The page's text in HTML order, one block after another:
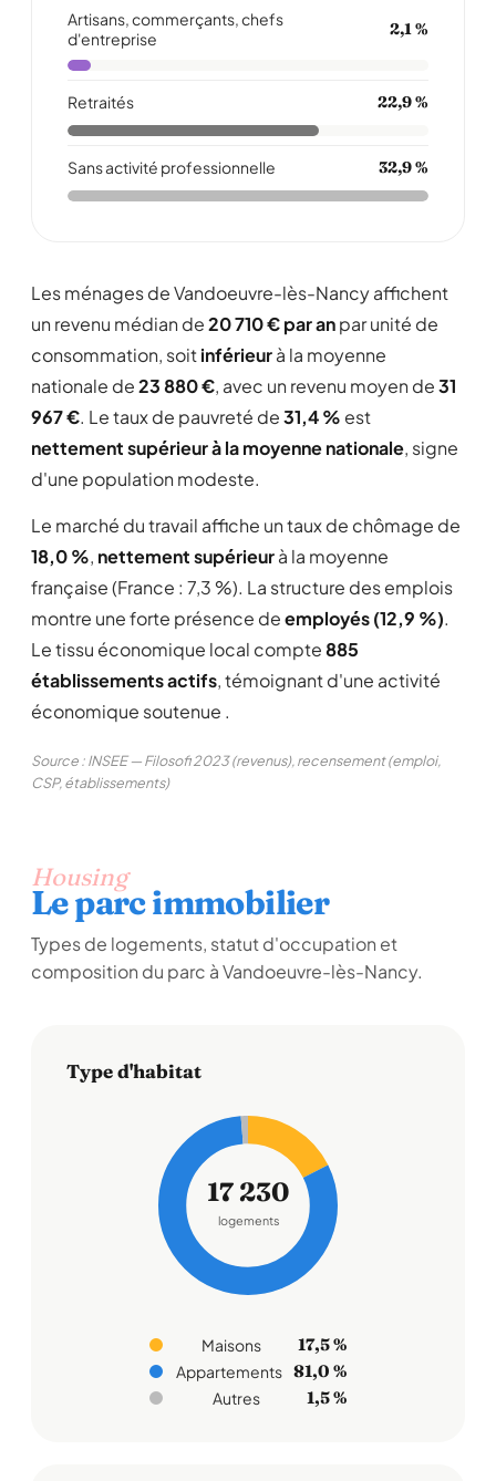
Artisans, commerçants, chefs
d'entreprise
2,1 %
Retraités 22,9 %
Sans activité professionnelle 32,9 %
Les ménages de Vandoeuvre-lès-Nancy affichent
un revenu médian de20 710 € par anpar unité de
consommation, soitinférieurà la moyenne
nationale de23 880 €, avec un revenu moyen de31
967 €. Le taux de pauvreté de31,4 % est
nettement supérieur à la moyenne nationale, signe
d'une population modeste.
Le marché du travail affiche un taux de chômage de
18,0 %, nettement supérieurà la moyenne
française (France : 7,3 %). La structure des emplois
montre une forte présence deemployés (12,9 %).
Le tissu économique local compte885
établissements actifs, témoignant d'une activité
économique soutenue .
Source : INSEE — Filosofi 2023 (revenus), recensement (emploi,
CSP, établissements)
Housing
Le parc immobilier
Types de logements, statut d'occupation et
composition du parc à Vandoeuvre-lès-Nancy.
Type d'habitat
17 230
logements
Maisons 17,5 %
Appartements 81,0 %
Autres 1,5 %